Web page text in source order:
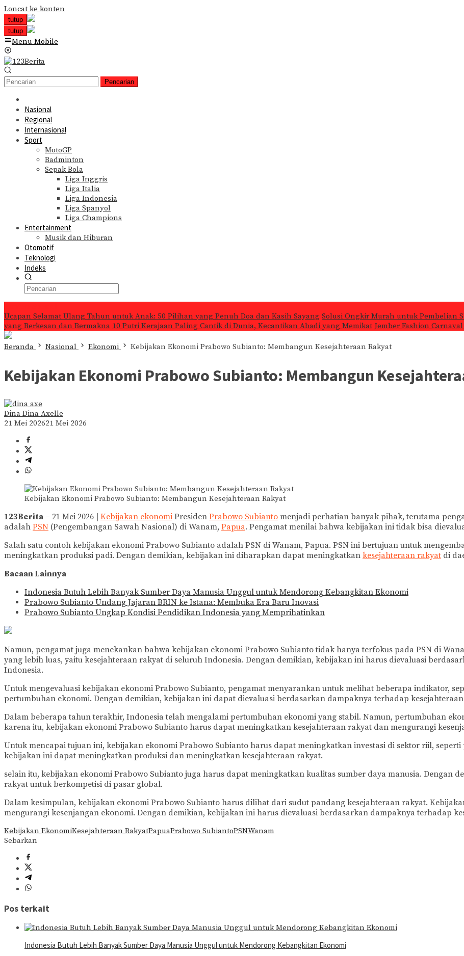
Loncat ke konten
tutup
tutup
Menu Mobile
Pencarian
Nasional
Regional
Internasional
Sport
MotoGP
Badminton
Sepak Bola
Liga Inggris
Liga Italia
Liga Indonesia
Liga Spanyol
Liga Champions
Entertainment
Musik dan Hiburan
Otomotif
Teknologi
Indeks
Ucapan Selamat Ulang Tahun untuk Anak: 50 Pilihan yang Penuh Doa dan Kasih Sayang Solusi Ongkir Murah untuk Pembelian
yang Berkesan dan Bermakna 10 Putri Kerajaan Paling Cantik di Dunia, Kecantikan Abadi yang Memikat Jember Fashion
Beranda Nasional Ekonomi Kebijakan Ekonomi Prabowo Subianto: Membangun Kesejahteraan Rakyat
Kebijakan Ekonomi Prabowo Subianto: Membangun
Dina Dina Axelle
21 Mei 202621 Mei 2026
Kebijakan Ekonomi Prabowo Subianto: Membangun Kesejahteraan Rakyat
123Berita – 21 Mei 2026 | Kebijakan ekonomi Presiden Prabowo Subianto menjadi perhatian banyak pihak, terutama
adalah PSN (Pengembangan Sawah Nasional) di Wanam, Papua. Pengamat menilai bahwa kebijakan ini tidak bisa
Salah satu contoh kebijakan ekonomi Prabowo Subianto adalah PSN di Wanam, Papua. PSN ini bertujuan untuk
meningkatkan produksi padi. Dengan demikian, kebijakan ini diharapkan dapat meningkatkan kesejahteraan rakyat di
Bacaan Lainnya
Indonesia Butuh Lebih Banyak Sumber Daya Manusia Unggul untuk Mendorong Kebangkitan Ekonomi
Prabowo Subianto Undang Jajaran BRIN ke Istana: Membuka Era Baru Inovasi
Prabowo Subianto Ungkap Kondisi Pendidikan Indonesia yang Memprihatinkan
Namun, pengamat juga menekankan bahwa kebijakan ekonomi Prabowo Subianto tidak hanya terfokus pada PSN di
yang lebih luas, yaitu kesejahteraan rakyat di seluruh Indonesia. Dengan demikian, kebijakan ini harus dievaluasi
Indonesia.
Untuk mengevaluasi kebijakan ekonomi Prabowo Subianto, pengamat menyarankan untuk melihat beberapa indikator,
pertumbuhan ekonomi. Dengan demikian, kebijakan ini dapat dievaluasi berdasarkan dampaknya terhadap
Dalam beberapa tahun terakhir, Indonesia telah mengalami pertumbuhan ekonomi yang stabil. Namun, pertumbuhan
karena itu, kebijakan ekonomi Prabowo Subianto harus dapat meningkatkan kesejahteraan rakyat dan mengurangi
Untuk mencapai tujuan ini, kebijakan ekonomi Prabowo Subianto harus dapat meningkatkan investasi di sektor riil,
kebijakan ini dapat meningkatkan produksi dan meningkatkan kesejahteraan rakyat.
selain itu, kebijakan ekonomi Prabowo Subianto juga harus dapat meningkatkan kualitas sumber daya manusia. Dengan
rakyat untuk berkompetisi di pasar global.
Dalam kesimpulan, kebijakan ekonomi Prabowo Subianto harus dilihat dari sudut pandang kesejahteraan rakyat.
mengurangi kesenjangan ekonomi. Dengan demikian, kebijakan ini harus dievaluasi berdasarkan dampaknya terhadap
Kebijakan EkonomiKesejahteraan RakyatPapuaPrabowo SubiantoPSNWanam
Sebarkan
Pos terkait
Indonesia Butuh Lebih Banyak Sumber Daya Manusia Unggul untuk Mendorong Kebangkitan Ekonomi